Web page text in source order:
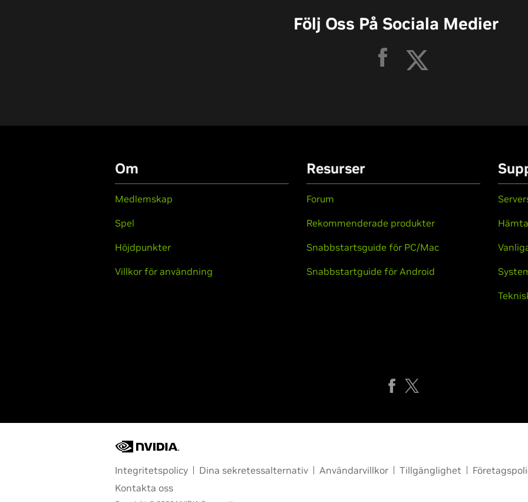
Följ Oss På Sociala Medier
Om
Medlemskap
Spel
Höjdpunkter
Villkor för användning
Resurser
Forum
Rekommenderade produkter
Snabbstartsguide för PC/Mac
Snabbstartguide för Android
Hämta
Integritetspolicy Dina sekretessalternativ Användarvillkor Tillgänglighet
Kontakta oss